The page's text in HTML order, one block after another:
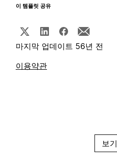
이 템플릿 공유
마지막 업데이트 56년 전
이용약관
보기